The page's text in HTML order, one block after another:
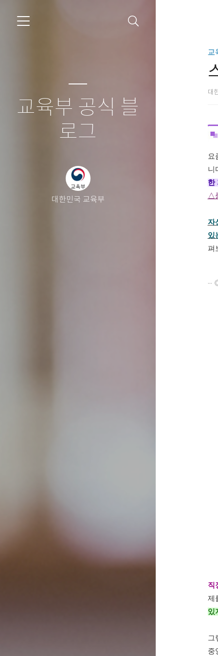
교육부 공식 블
로그
대한민국 교육부
교
대
요
니
한
△
자
있
펴
직
제
있
그
중